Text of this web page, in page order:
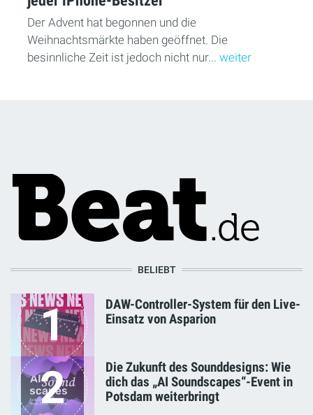
Der Advent hat begonnen und die
Weihnachtsmärkte haben geöffnet. Die
besinnliche Zeit ist jedoch nicht nur... weiter
BELIEBT
1
DAW-Controller-System für den Live-
Einsatz von Asparion
2
Die Zukunft des Sounddesigns: Wie
dich das „AI Soundscapes“-Event in
Potsdam weiterbringt